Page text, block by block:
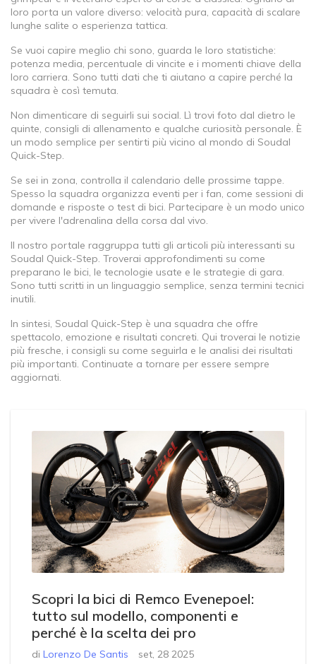
loro porta un valore diverso: velocità pura, capacità di scalare
lunghe salite o esperienza tattica.
Se vuoi capire meglio chi sono, guarda le loro statistiche:
potenza media, percentuale di vincite e i momenti chiave della
loro carriera. Sono tutti dati che ti aiutano a capire perché la
squadra è così temuta.
Non dimenticare di seguirli sui social. Lì trovi foto dal dietro le
quinte, consigli di allenamento e qualche curiosità personale. È
un modo semplice per sentirti più vicino al mondo di Soudal
Quick-Step.
Se sei in zona, controlla il calendario delle prossime tappe.
Spesso la squadra organizza eventi per i fan, come sessioni di
domande e risposte o test di bici. Partecipare è un modo unico
per vivere l'adrenalina della corsa dal vivo.
Il nostro portale raggruppa tutti gli articoli più interessanti su
Soudal Quick-Step. Troverai approfondimenti su come
preparano le bici, le tecnologie usate e le strategie di gara.
Sono tutti scritti in un linguaggio semplice, senza termini tecnici
inutili.
In sintesi, Soudal Quick-Step è una squadra che offre
spettacolo, emozione e risultati concreti. Qui troverai le notizie
più fresche, i consigli su come seguirla e le analisi dei risultati
più importanti. Continuate a tornare per essere sempre
aggiornati.
Scopri la bici di Remco Evenepoel:
tutto sul modello, componenti e
perché è la scelta dei pro
di Lorenzo De Santis set, 28 2025